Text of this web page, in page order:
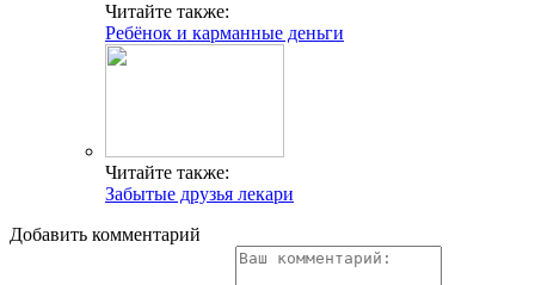
Читайте также:
Ребёнок и карманные деньги
Читайте также:
Забытые друзья лекари
Добавить комментарий